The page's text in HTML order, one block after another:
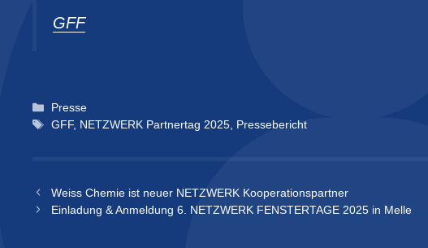
GFF
Kategorien
Presse
Schlagwörter
GFF, NETZWERK Partnertag 2025, Pressebericht
Weiss Chemie ist neuer NETZWERK Kooperationspartner
Einladung & Anmeldung 6. NETZWERK FENSTERTAGE 2025 in Melle